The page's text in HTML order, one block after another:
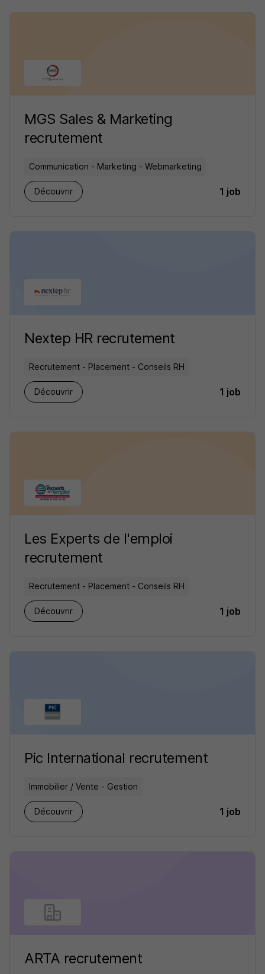
MGS Sales & Marketing
recrutement
Communication - Marketing - Webmarketing
Découvrir 1 job
Nextep HR recrutement
Recrutement - Placement - Conseils RH
Découvrir 1 job
Les Experts de l'emploi
recrutement
Recrutement - Placement - Conseils RH
Découvrir 1 job
Pic International recrutement
Immobilier / Vente - Gestion
Découvrir 1 job
ARTA recrutement